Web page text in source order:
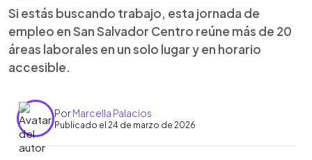
Si estás buscando trabajo, esta jornada de
empleo en San Salvador Centro reúne más de 20
áreas laborales en un solo lugar y en horario
accesible.
PorMarcella Palacios
Publicado el 24 de marzo de 2026